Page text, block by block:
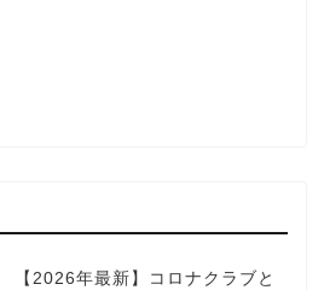
【2026年最新】コロナクラブと